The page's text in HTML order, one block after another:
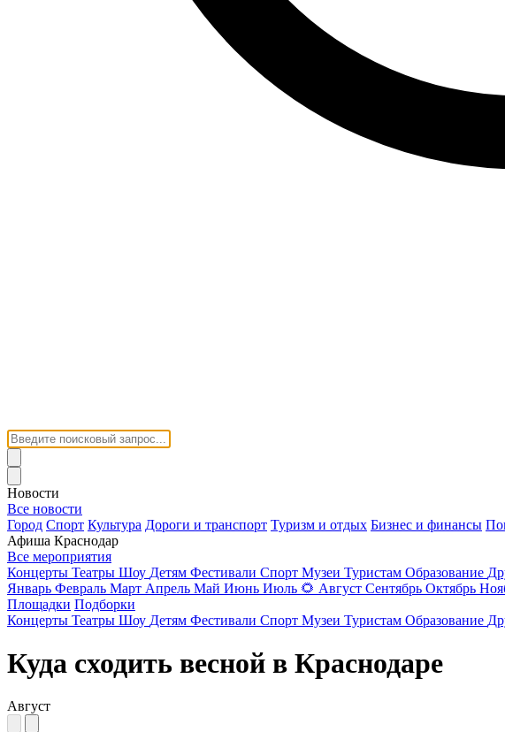
Новости
Все новости
Город Спорт Культура Дороги и транспорт Туризм и отдых Бизнес и финансы
Афиша Краснодар
Все мероприятия
Концерты Театры Шоу Детям Фестивали Спорт Музеи Туристам Образование
Январь Февраль Март Апрель Май Июнь Июль 🌻 Август Сентябрь Октябрь
Площадки Подборки
Концерты Театры Шоу Детям Фестивали Спорт Музеи Туристам Образование
Куда сходить весной в Краснодаре
Август